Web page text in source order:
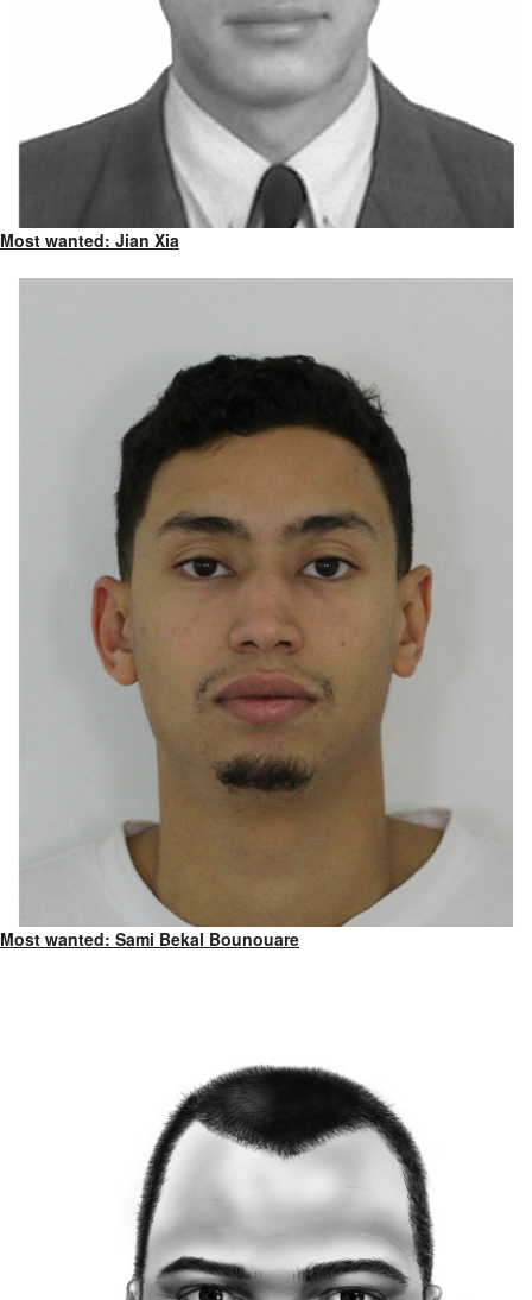
Most wanted: Jian Xia
Most wanted: Sami Bekal Bounouare